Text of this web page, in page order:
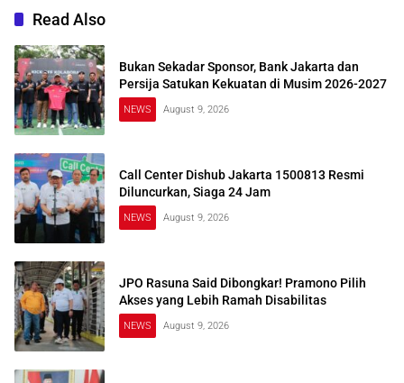
Read Also
Bukan Sekadar Sponsor, Bank Jakarta dan
Persija Satukan Kekuatan di Musim 2026-2027
NEWS August 9, 2026
Call Center Dishub Jakarta 1500813 Resmi
Diluncurkan, Siaga 24 Jam
NEWS August 9, 2026
JPO Rasuna Said Dibongkar! Pramono Pilih
Akses yang Lebih Ramah Disabilitas
NEWS August 9, 2026